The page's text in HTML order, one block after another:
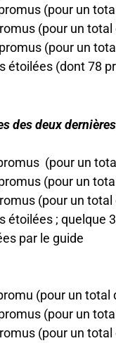
(pour un
(pour un total
(pour un
étoilées (dont 78
des deux
(pour un
(pour un
(pour un total
étoilées ; quelque
par le guide
(pour un total
(pour un
(pour un